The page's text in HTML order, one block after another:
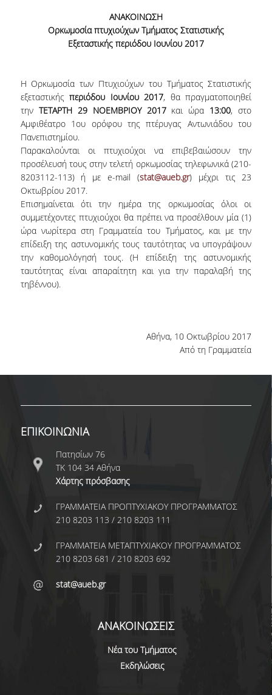
QSRANKINGS 2022
ACADEMIC REPUTATION QS2022
ΕΡΓΑΣΤΗΡΙΑ
ΕΡΓΑΣΤΗΡΙΟ ΕΦΑΡΜΟΣΜΕΝΗΣ ΣΤΑΤΙΣΤΙΚΗΣ,
ΠΙΘΑΝΟΤΗΤΩΝ ΚΑΙ ΑΝΑΛΥΣΗΣ ΔΕΔΟΜΕΝΩΝ
ΕΡΓΑΣΤΗΡΙΟ ΣΤΑΤΙΣΤΙΚΗΣ ΜΕΘΟΔΟΛΟΓΙΑΣ
ΕΡΓΑΣΤΗΡΙΟ ΥΠΟΛΟΓΙΣΤΙΚΗΣ ΚΑΙ
ΜΠΕΫΖΙΑΝΗΣ ΣΤΑΤΙΣΤΙΚΗΣ
ΕΡΓΑΣΤΗΡΙΟ ΣΤΟΧΑΣΤΙΚΗΣ
ΜΟΝΤΕΛΟΠΟΙΗΣΗΣ ΚΑΙ ΕΦΑΡΜΟΓΩΝ
ΥΠΗΡΕΣΙΑ ΣΥΜΒΟΥΛΟΥ ΨΥΧΙΚΗΣ ΥΓΕΙΑΣ
CALENDAR ΕΡΓΑΣΤΗΡΙΟΥ ΑΝΤΩΝΙΑΔΟΥ
ΑΝΘΡΩΠΙΝΟ ΔΥΝΑΜΙΚΟ
ΜΕΛΗ ΔΕΠ
ΕΡΓΑΣΤΗΡΙΑΚΟ ΔΙΔΑΚΤΙΚΟ ΠΡΟΣΩΠΙΚΟ
(Ε.ΔΙ.Π.)
(Ε.Τ.Ε.Π)
ΔΙΟΙΚΗΤΙΚΟ ΠΡΟΣΩΠΙΚΟ
ΜΗΤΡΩΑ ΤΜΗΜΑΤΟΣ
ΑΠΟΧΩΡΗΣΑΝΤΕΣ ΚΑΘΗΓΗΤΕΣ
ΑΝΑΚΟΙΝΩΣΗ
Ορκωμοσία πτυχιούχων Τμήματος Στατιστικής
Εξεταστικής περιόδου Ιουνίου 2017
Η Ορκωμοσία των Πτυχιούχων του Τμήματος Στατιστικής
εξεταστικήςπεριόδου Ιουνίου 2017, θα πραγματοποιηθεί
την ΤΕΤΑΡΤΗ 29 ΝΟΕΜΒΡΙΟΥ 2017 και ώρα 13:00, στο
Αμφιθέατρο 1ου ορόφου της πτέρυγας Αντωνιάδου του
Πανεπιστημίου.
Παρακαλούνται οι πτυχιούχοι να επιβεβαιώσουν την
προσέλευσή τους στην τελετή ορκωμοσίας τηλεφωνικά (210-
8203112-113) ή με e-mail (stat@aueb.gr) μέχρι τις 23
Οκτωβρίου 2017.
Επισημαίνεται ότι την ημέρα της ορκωμοσίας όλοι οι
συμμετέχοντες πτυχιούχοι θα πρέπει να προσέλθουν μία (1)
ώρα νωρίτερα στη Γραμματεία του Τμήματος, και με την
επίδειξη της αστυνομικής τους ταυτότητας να υπογράψουν
την καθομολόγησή τους. (Η επίδειξη της αστυνομικής
ταυτότητας είναι απαραίτητη και για την παραλαβή της
τηβέννου).
Αθήνα, 10 Οκτωβρίου 2017
Από τη Γραμματεία
ΕΠΙΚΟΙΝΩΝΙΑ
Πατησίων 76
ΤΚ 104 34 Αθήνα
Χάρτης πρόσβασης
ΓΡΑΜΜΑΤΕΙΑ ΠΡΟΠΤΥΧΙΑΚΟΥ ΠΡΟΓΡΑΜΜΑΤΟΣ
210 8203 113 / 210 8203 111
ΓΡΑΜΜΑΤΕΙΑ ΜΕΤΑΠΤΥΧΙΑΚΟΥ ΠΡΟΓΡΑΜΜΑΤΟΣ
210 8203 681 / 210 8203 692
stat@aueb.gr
ΑΝΑΚΟΙΝΩΣΕΙΣ
Νέα του Τμήματος
Εκδηλώσεις